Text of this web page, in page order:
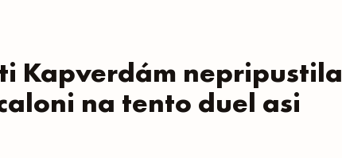
Kapverdám nepripustila
na tento duel asi